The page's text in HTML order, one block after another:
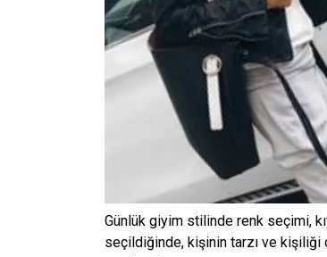
Günlük giyim stilinde renk seçimi,
seçildiğinde, kişinin tarzı ve